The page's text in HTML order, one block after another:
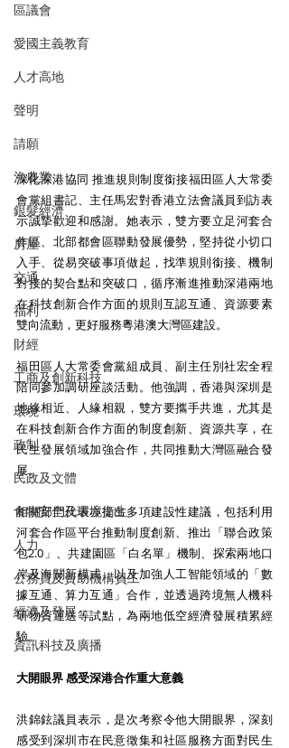
區議會
愛國主義教育
人才高地
聲明
請願
漁農業
銀髮經濟
房屋
交通
福利
財經
工商及創新科技
環境
政制
民政及文體
食物安全及環境衛生
人力
公務員及資助機構員工
經濟及發展
資訊科技及廣播
深化深港協同 推進規則制度銜接福田區人大常委
會黨組書記、主任馬宏對香港立法會議員到訪表
示誠摯歡迎和感謝。她表示，雙方要立足河套合
作區、北部都會區聯動發展優勢，堅持從小切口
入手、從易突破事項做起，找準規則銜接、機制
對接的契合點和突破口，循序漸進推動深港兩地
在科技創新合作方面的規則互認互通、資源要素
雙向流動，更好服務粵港澳大灣區建設。
福田區人大常委會黨組成員、副主任別社宏全程
陪同參加調研座談活動。他強調，香港與深圳是
地緣相近、人緣相親，雙方要攜手共進，尤其是
在科技創新合作方面的制度創新、資源共享，在
民生發展領域加強合作，共同推動大灣區融合發
展。
相關部門代表亦提出多項建設性建議，包括利用
河套合作區平台推動制度創新、推出「聯合政策
包2.0」、共建園區「白名單」機制、探索兩地口
岸及海關新模式，以及加強人工智能領域的「數
據互通、算力互通」合作，並透過跨境無人機科
研物資運送等試點，為兩地低空經濟發展積累經
驗。
大開眼界 感受深港合作重大意義
洪錦鉉議員表示，是次考察令他大開眼界，深刻
感受到深圳市在民意徵集和社區服務方面對民生